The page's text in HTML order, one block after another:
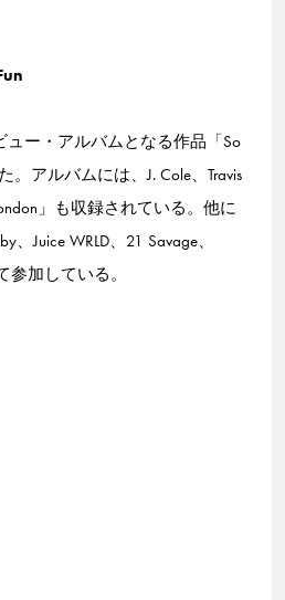
ュー・アルバムとなる作品「So
。アルバムには、J. Cole、Travis
」も収録されている。他に
、Juice WRLD、21 Savage、
加している。